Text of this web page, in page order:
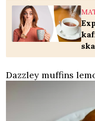
Dazzley muffins